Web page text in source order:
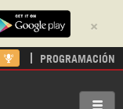
×
PROGRAMACIÓN